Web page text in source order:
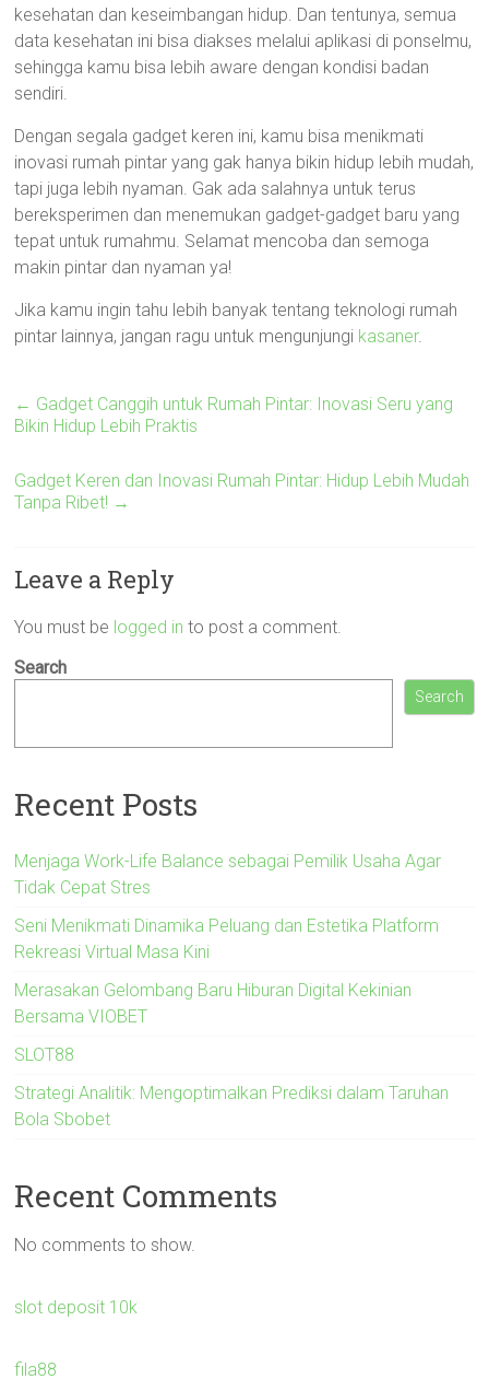
kesehatan dan keseimbangan hidup. Dan tentunya, semua
data kesehatan ini bisa diakses melalui aplikasi di ponselmu,
sehingga kamu bisa lebih aware dengan kondisi badan
sendiri.
Dengan segala gadget keren ini, kamu bisa menikmati
inovasi rumah pintar yang gak hanya bikin hidup lebih mudah,
tapi juga lebih nyaman. Gak ada salahnya untuk terus
bereksperimen dan menemukan gadget-gadget baru yang
tepat untuk rumahmu. Selamat mencoba dan semoga
makin pintar dan nyaman ya!
Jika kamu ingin tahu lebih banyak tentang teknologi rumah
pintar lainnya, jangan ragu untuk mengunjungi kasaner.
← Gadget Canggih untuk Rumah Pintar: Inovasi Seru yang
Bikin Hidup Lebih Praktis
Gadget Keren dan Inovasi Rumah Pintar: Hidup Lebih Mudah
Tanpa Ribet! →
Leave a Reply
You must be logged in to post a comment.
Search
Search
Recent Posts
Menjaga Work-Life Balance sebagai Pemilik Usaha Agar
Tidak Cepat Stres
Seni Menikmati Dinamika Peluang dan Estetika Platform
Rekreasi Virtual Masa Kini
Merasakan Gelombang Baru Hiburan Digital Kekinian
Bersama VIOBET
SLOT88
Strategi Analitik: Mengoptimalkan Prediksi dalam Taruhan
Bola Sbobet
Recent Comments
No comments to show.
slot deposit 10k
fila88